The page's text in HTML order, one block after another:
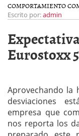
COMPORTAMIENTO
Escrito por:admin
Eurostoxx
Aprovechando la
desviaciones
empresa que
nos reporta los